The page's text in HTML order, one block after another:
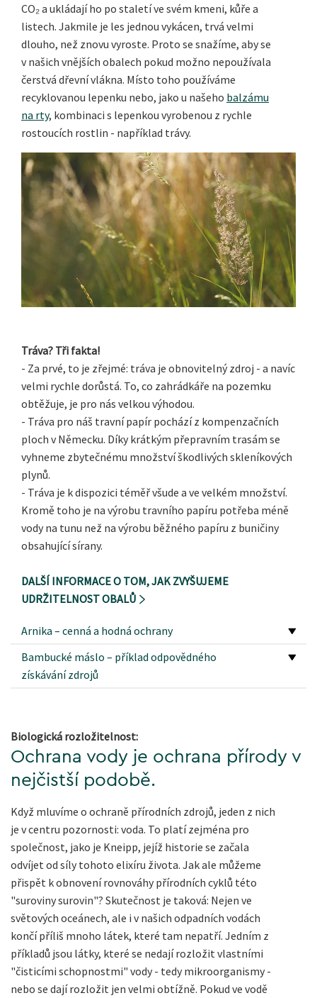
CO₂ a ukládají ho po staletí ve svém kmeni, kůře a
listech. Jakmile je les jednou vykácen, trvá velmi
dlouho, než znovu vyroste. Proto se snažíme, aby se
v našich vnějších obalech pokud možno nepoužívala
čerstvá dřevní vlákna. Místo toho používáme
recyklovanou lepenku nebo, jako u našeho balzámu
na rty, kombinaci s lepenkou vyrobenou z rychle
rostoucích rostlin - například trávy.
Tráva? Tři fakta!
- Za prvé, to je zřejmé: tráva je obnovitelný zdroj - a navíc
velmi rychle dorůstá. To, co zahrádkáře na pozemku
obtěžuje, je pro nás velkou výhodou.
- Tráva pro náš travní papír pochází z kompenzačních
ploch v Německu. Díky krátkým přepravním trasám se
vyhneme zbytečnému množství škodlivých skleníkových
plynů.
- Tráva je k dispozici téměř všude a ve velkém množství.
Kromě toho je na výrobu travního papíru potřeba méně
vody na tunu než na výrobu běžného papíru z buničiny
obsahující sírany.
DALŠÍ INFORMACE O TOM, JAK ZVYŠUJEME
UDRŽITELNOST OBALŮ
Arnika – cenná a hodná ochrany
Bambucké máslo – příklad odpovědného
získávání zdrojů
Biologická rozložitelnost:
Ochrana vody je ochrana přírody v
nejčistší podobě.
Když mluvíme o ochraně přírodních zdrojů, jeden z nich
je v centru pozornosti: voda. To platí zejména pro
společnost, jako je Kneipp, jejíž historie se začala
odvíjet od síly tohoto elixíru života. Jak ale můžeme
přispět k obnovení rovnováhy přírodních cyklů této
"suroviny surovin"? Skutečnost je taková: Nejen ve
světových oceánech, ale i v našich odpadních vodách
končí příliš mnoho látek, které tam nepatří. Jedním z
příkladů jsou látky, které se nedají rozložit vlastními
"čisticími schopnostmi" vody - tedy mikroorganismy -
nebo se dají rozložit jen velmi obtížně. Pokud ve vodě